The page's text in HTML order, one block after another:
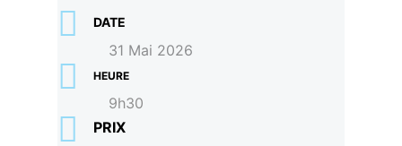
DATE
31 Mai 2026
HEURE
9h30
PRIX